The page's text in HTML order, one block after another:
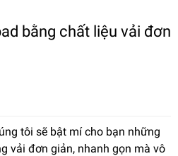
bằng chất liệu vải đơn
tôi sẽ bật mí cho bạn những
vải đơn giản, nhanh gọn mà vô